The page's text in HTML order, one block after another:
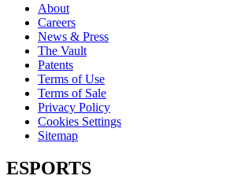
About
Careers
News & Press
The Vault
Patents
Terms of Use
Terms of Sale
Privacy Policy
Cookies Settings
Sitemap
ESPORTS